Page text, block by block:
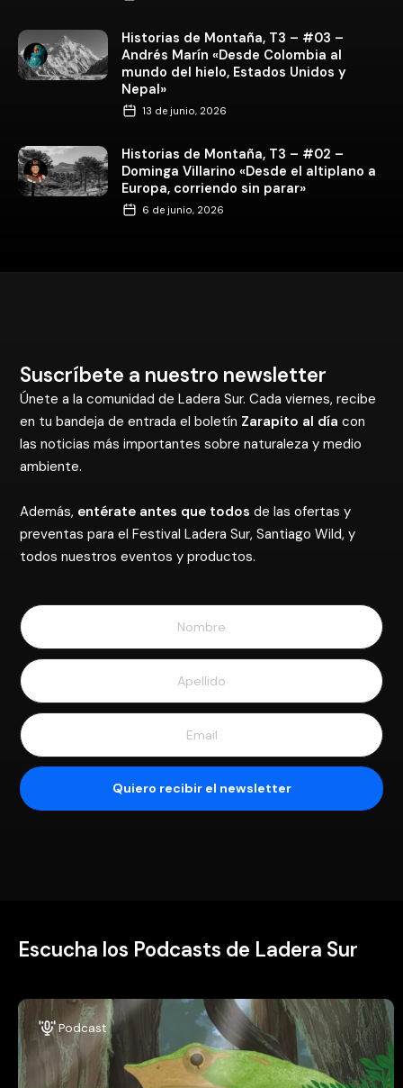
Historias de Montaña, T3 – #02 –
Dominga Villarino «Desde el altiplano a
Europa, corriendo sin parar»
6 de junio, 2026
Además, entérate antes que todos de las ofertas y
preventas para el Festival Ladera Sur, Santiago Wild, y
todos nuestros eventos y productos.